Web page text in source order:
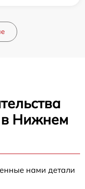
в Нижнем
нами детали